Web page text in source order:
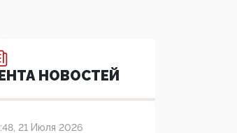
НОВОСТЕЙ
21 Июля 2026